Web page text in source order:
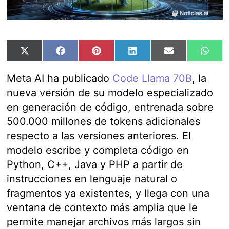
Compartir
en
X
Compartir
en
FacebookCompartir
en
PinterestCompartir
en
LinkedInCompartir
en
Email
en
Meta AI ha publicado Code Llama 70B, la
nueva versión de su modelo especializado
en generación de código, entrenada sobre
500.000 millones de tokens adicionales
respecto a las versiones anteriores. El
modelo escribe y completa código en
Python, C++, Java y PHP a partir de
instrucciones en lenguaje natural o
fragmentos ya existentes, y llega con una
ventana de contexto más amplia que le
permite manejar archivos más largos sin